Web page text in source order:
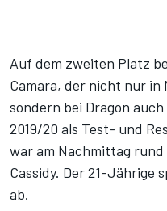
Auf dem zweiten Platz
Camara, der nicht nur
sondern bei Dragon
2019/20 als Test- und
war am Nachmittag rund
Cassidy. Der 21-Jährige
ab.